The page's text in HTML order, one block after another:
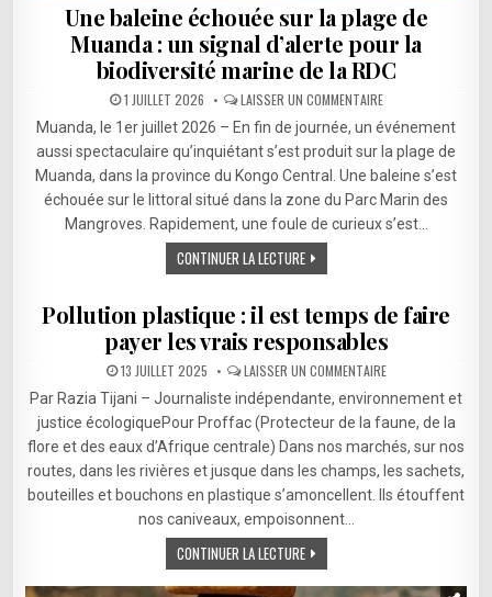
Une baleine échouée sur la plage de
Muanda : un signal d’alerte pour la
biodiversité marine de la RDC
1 JUILLET 2026 LAISSER UN COMMENTAIRESUR
UNE
BALEINE
ÉCHOUÉE
SUR
PLAGE
DE
MUANDA
:
UN
MARINE
DE
LA
RDC
Muanda, le 1er juillet 2026 – En fin de journée, un événement
aussi spectaculaire qu’inquiétant s’est produit sur la plage de
Muanda, dans la province du Kongo Central. Une baleine s’est
échouée sur le littoral situé dans la zone du Parc Marin des
Mangroves. Rapidement, une foule de curieux s’est…
CONTINUER LA LECTURE
Pollution plastique : il est temps de faire
payer les vrais responsables
13 JUILLET 2025 LAISSER UN COMMENTAIRESUR
POLLUTION
PLASTIQUE
:
IL
TEMPS
DE
FAIRE
PAYER
LES
Par Razia Tijani – Journaliste indépendante, environnement et
justice écologiquePour Proffac (Protecteur de la faune, de la
flore et des eaux d’Afrique centrale) Dans nos marchés, sur nos
routes, dans les rivières et jusque dans les champs, les sachets,
bouteilles et bouchons en plastique s’amoncellent. Ils étouffent
nos caniveaux, empoisonnent…
CONTINUER LA LECTURE